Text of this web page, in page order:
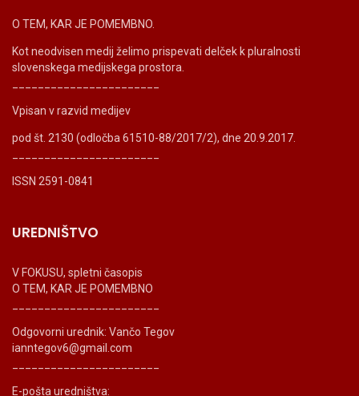
O TEM, KAR JE POMEMBNO.
Kot neodvisen medij želimo prispevati delček k pluralnosti
slovenskega medijskega prostora.
Vpisan v razvid medijev
pod št. 2130 (odločba 61510-88/2017/2), dne 20.9.2017.
ISSN 2591-0841
UREDNIŠTVO
V FOKUSU, spletni časopis
O TEM, KAR JE POMEMBNO
Odgovorni urednik: Vančo Tegov
ianntegov6@gmail.com
E-pošta uredništva: